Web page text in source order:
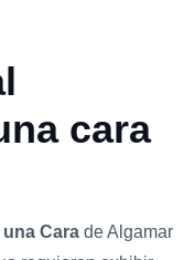
cara
Cara de Algamar